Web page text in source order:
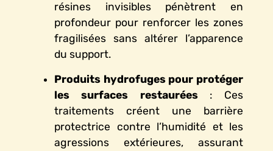
résines invisibles pénètrent en
profondeur pour renforcer les zones
fragilisées sans altérer l’apparence
du support.
Produits hydrofuges pour protéger
les surfaces restaurées: Ces
traitements créent une barrière
protectrice contre l’humidité et les
agressions extérieures, assurant